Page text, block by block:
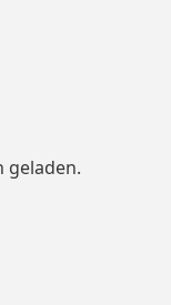
geladen.